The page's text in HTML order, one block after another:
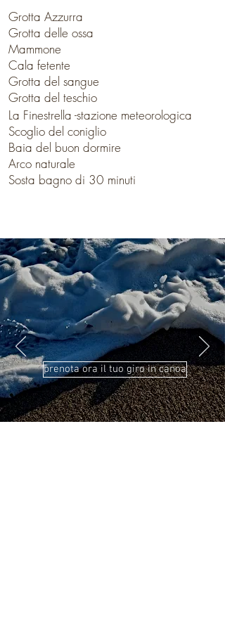
Grotta Azzurra
Grotta delle ossa
Mammone
Cala fetente
Grotta del sangue
Grotta del teschio
La Finestrella -stazione meteorologica
Scoglio del coniglio
Baia del buon dormire
Arco naturale
Sosta bagno di 30 minuti
prenota ora il tuo giro in canoa